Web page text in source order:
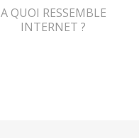
A QUOI RESSEMBLE
INTERNET ?